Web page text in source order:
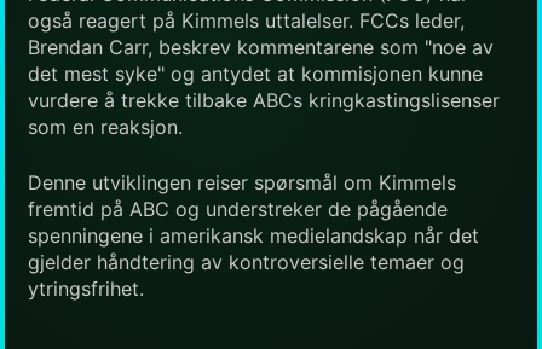
også reagert på Kimmels uttalelser. FCCs leder,
Brendan Carr, beskrev kommentarene som "noe av
det mest syke" og antydet at kommisjonen kunne
vurdere å trekke tilbake ABCs kringkastingslisenser
som en reaksjon.
Denne utviklingen reiser spørsmål om Kimmels
fremtid på ABC og understreker de pågående
spenningene i amerikansk medielandskap når det
gjelder håndtering av kontroversielle temaer og
ytringsfrihet.